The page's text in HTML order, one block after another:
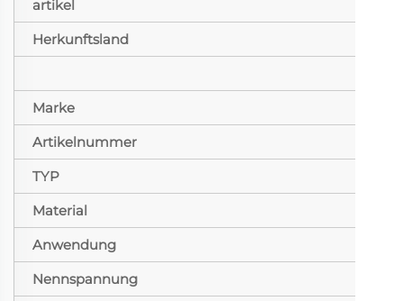
artikel
Herkunftsland
Marke
Artikelnummer
TYP
Material
Anwendung
Nennspannung